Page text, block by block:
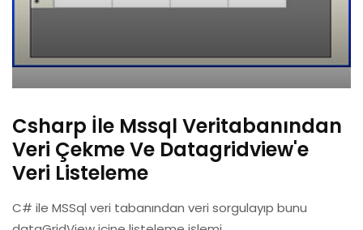
Csharp İle Mssql Veritabanından
Veri Çekme Ve Datagridview'e
Veri Listeleme
C# ile MSSql veri tabanından veri sorgulayıp bunu